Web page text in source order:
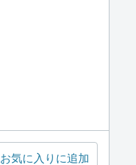
お気に入りに追加